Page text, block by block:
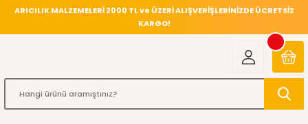
ARICILIK MALZEMELERİ 2000 TL ve ÜZERİ ALIŞVERİŞLERİNİZDE ÜCRETSİZ
KARGO!